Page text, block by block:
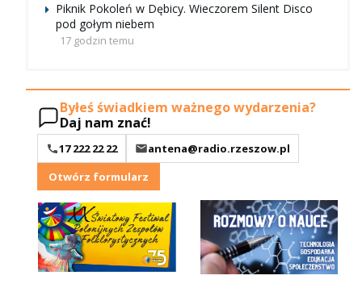
Piknik Pokoleń w Dębicy. Wieczorem Silent Disco
pod gołym niebem
17 godzin temu
Byłeś świadkiem ważnego wydarzenia?
Daj nam znać!
17 222 22 22
antena@radio.rzeszow.pl
Otwórz formularz